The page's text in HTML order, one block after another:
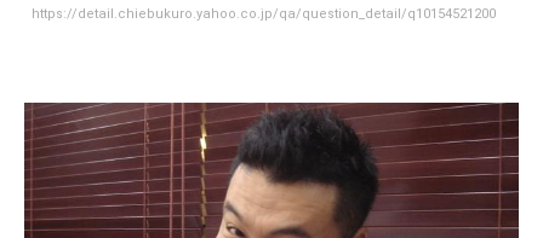
https://detail.chiebukuro.yahoo.co.jp/qa/question_detail/q10154521200